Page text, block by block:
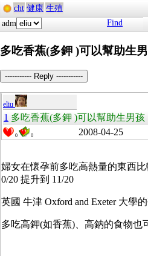
cht 健康 生殖
adm
Find
多吃香蕉(多鉀 )可以幫助生
----------- Reply -----------
eliu
1 多吃香蕉(多鉀 )可以幫助生男孩
0 0 2008-04-25
婦女在懷孕前多吃高熱量的東西
0/20 提升到 11/20
英國 牛津 Oxford and Exeter 大學的
多吃高鉀(如香蕉)、高鈉的食物也